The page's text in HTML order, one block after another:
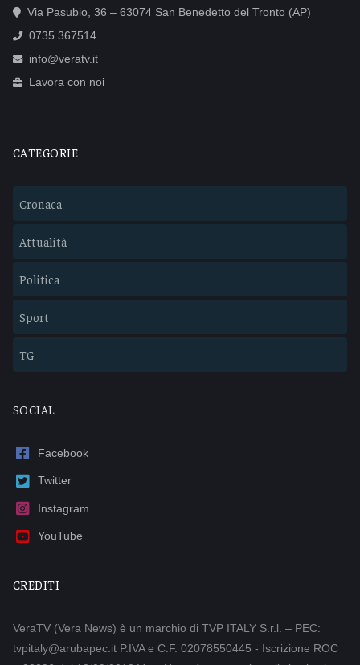
Via Pasubio, 36 – 63074 San Benedetto del Tronto (AP)
0735 367514
info@veratv.it
Lavora con noi
CATEGORIE
Cronaca
Attualità
Politica
Sport
TG
SOCIAL
Facebook
Twitter
Instagram
YouTube
CREDITI
VeraTV (Vera News) è un marchio di TVP ITALY S.r.l. – PEC:
tvpitaly@arubapec.it P.IVA e C.F. 02078550445 - Iscrizione ROC